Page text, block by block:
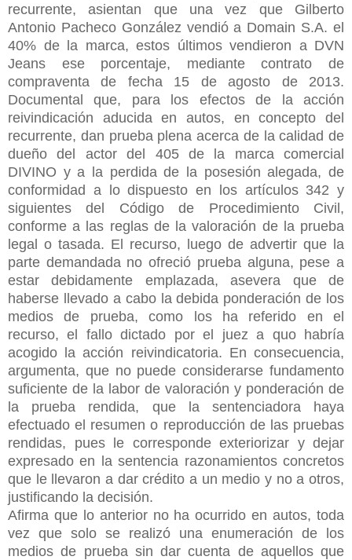
recurrente, asientan que una vez que Gilberto
Antonio Pacheco González vendió a Domain S.A. el
40% de la marca, estos últimos vendieron a DVN
Jeans ese porcentaje, mediante contrato de
compraventa de fecha 15 de agosto de 2013.
Documental que, para los efectos de la acción
reivindicación aducida en autos, en concepto del
recurrente, dan prueba plena acerca de la calidad de
dueño del actor del 405 de la marca comercial
DIVINO y a la perdida de la posesión alegada, de
conformidad a lo dispuesto en los artículos 342 y
siguientes del Código de Procedimiento Civil,
conforme a las reglas de la valoración de la prueba
legal o tasada. El recurso, luego de advertir que la
parte demandada no ofreció prueba alguna, pese a
estar debidamente emplazada, asevera que de
haberse llevado a cabo la debida ponderación de los
medios de prueba, como los ha referido en el
recurso, el fallo dictado por el juez a quo habría
acogido la acción reivindicatoria. En consecuencia,
argumenta, que no puede considerarse fundamento
suficiente de la labor de valoración y ponderación de
la prueba rendida, que la sentenciadora haya
efectuado el resumen o reproducción de las pruebas
rendidas, pues le corresponde exteriorizar y dejar
expresado en la sentencia razonamientos concretos
que le llevaron a dar crédito a un medio y no a otros,
justificando la decisión.
Afirma que lo anterior no ha ocurrido en autos, toda
vez que solo se realizó una enumeración de los
medios de prueba sin dar cuenta de aquellos que